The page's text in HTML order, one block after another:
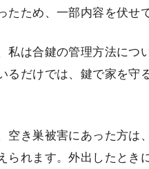
たため、一部内容を伏せ
私は合鍵の管理方法につ
るだけでは、鍵で家を守
空き巣被害にあった方は
られます。外出したとき